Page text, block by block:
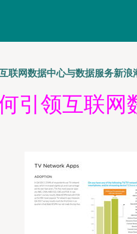
联网数据中心与数据服务新浪
引领互联网